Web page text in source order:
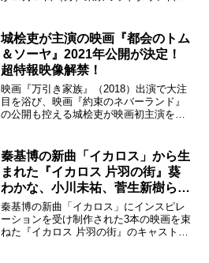
女』より、出演者の山田杏奈、森山未
來、永瀬正敏、...
城桧吏が主演の映画『都会のトム
＆ソーヤ』2021年公開が決定！
超特報映像解禁！
映画『万引き家族』（2018）出演で大注
目を浴び、映画『約束のネバーランド』
の公開も控える城桧吏が映画初主演を飾
ー☆オーディション」で男子グランプリ
を射止め、本作が俳優...
秦基博の新曲「イカロス」から生
まれた『イカロス 片羽の街』葵
わかな、小川未祐、菅生新樹らキ
ャスト陣が公開！
秦基博の新曲「イカロス」にインスピレ
ーションを受け制作された3本の映画を束
ねた『イカロス 片羽の街』のキャストが